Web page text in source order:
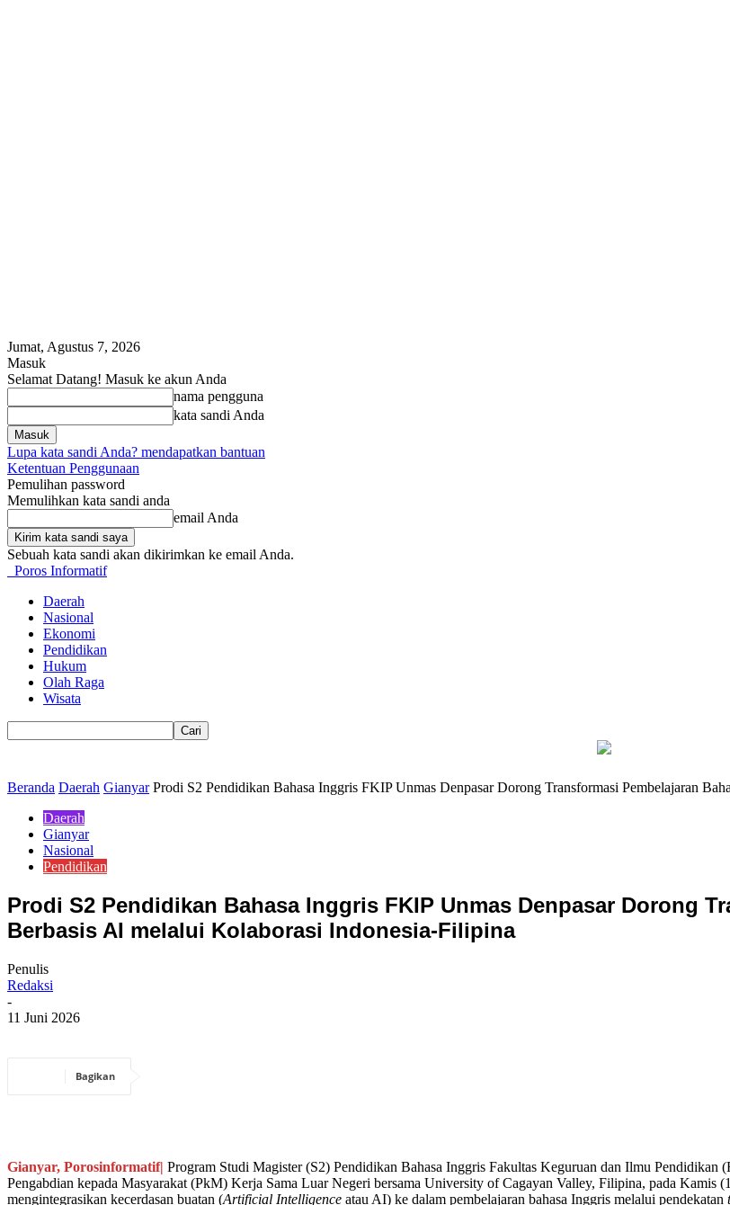
Jumat, Agustus 7, 2026
Masuk
Selamat Datang! Masuk ke akun Anda
nama pengguna
kata sandi Anda
Lupa kata sandi Anda? mendapatkan bantuan
Ketentuan Penggunaan
Pemulihan password
Memulihkan kata sandi anda
email Anda
Sebuah kata sandi akan dikirimkan ke email Anda.
Poros Informatif
Daerah
Nasional
Ekonomi
Pendidikan
Hukum
Olah Raga
Wisata
Beranda Daerah Gianyar Prodi S2 Pendidikan Bahasa Inggris FKIP Unmas Denpasar Dorong Transformasi Pembelajaran
Daerah
Gianyar
Nasional
Pendidikan
Prodi S2 Pendidikan Bahasa Inggris FKIP Unmas Denpasar Dorong
Berbasis AI melalui Kolaborasi Indonesia-Filipina
Penulis
Redaksi
-
11 Juni 2026
Bagikan
Gianyar, Porosinformatif| Program Studi Magister (S2) Pendidikan Bahasa Inggris Fakultas Keguruan dan Ilmu Pendidikan
Pengabdian kepada Masyarakat (PkM) Kerja Sama Luar Negeri bersama University of Cagayan Valley, Filipina, pada Kamis
mengintegrasikan kecerdasan buatan (Artificial Intelligence atau AI) ke dalam pembelajaran bahasa Inggris melalui pendekatan